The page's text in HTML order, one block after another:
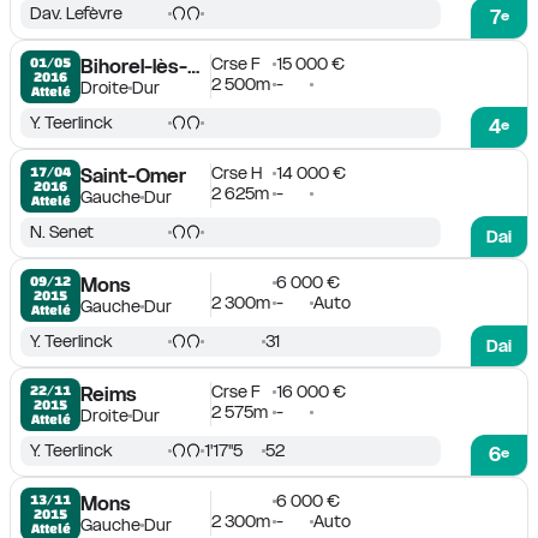
7e
Dav. Lefèvre
01/05
2016
Attelé
Bihorel-lès-Rouen
DroiteDur
Crse F
15 000 €
2 500m -
4e
Y. Teerlinck
17/04
2016
Attelé
Saint-Omer
GaucheDur
Crse H
14 000 €
2 625m -
Dai
N. Senet
09/12
2015
Attelé
Mons
GaucheDur
6 000 €
2 300m -
Auto
Dai
Y. Teerlinck 31
22/11
2015
Attelé
Reims
DroiteDur
Crse F
16 000 €
2 575m -
6e
Y. Teerlinck 1'17''5 52
13/11
2015
Attelé
Mons
GaucheDur
6 000 €
2 300m -
Auto